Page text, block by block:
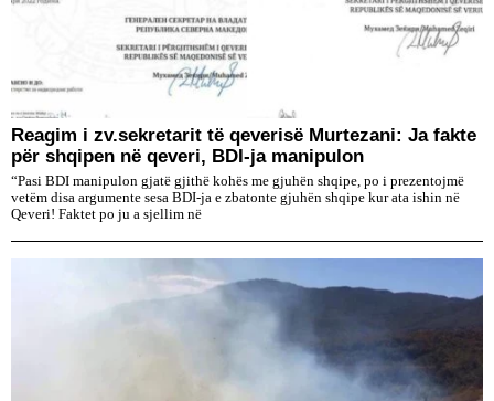
Reagim i zv.sekretarit të qeverisë Murtezani: Ja fakte
për shqipen në qeveri, BDI-ja manipulon
“Pasi BDI manipulon gjatë gjithë kohës me gjuhën shqipe, po i prezentojmë
vetëm disa argumente sesa BDI-ja e zbatonte gjuhën shqipe kur ata ishin në
Qeveri! Faktet po ju a sjellim në